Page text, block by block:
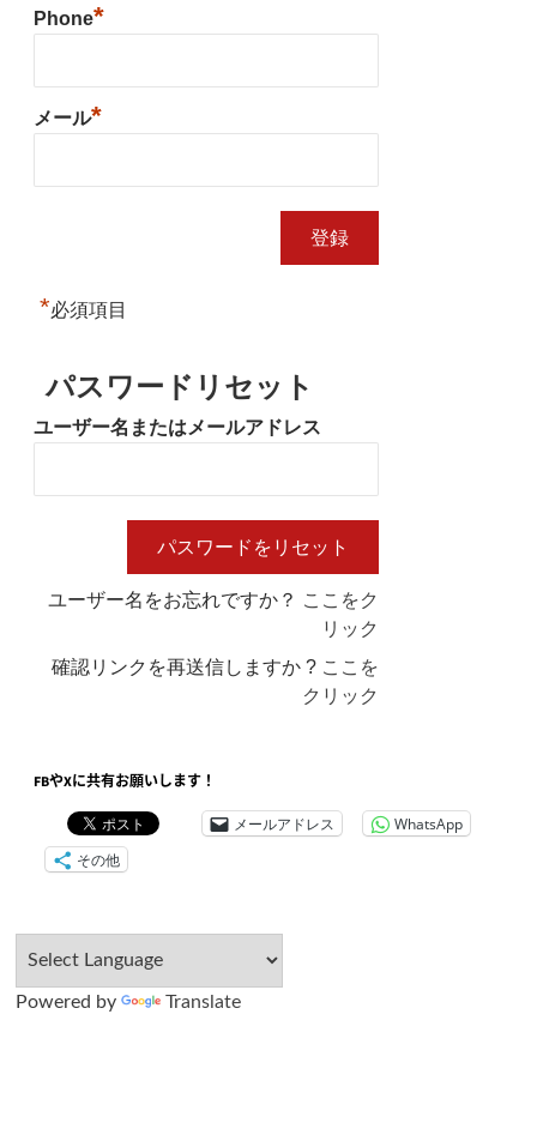
Phone*
メール*
*必須項目
パスワードリセット
ユーザー名またはメールアドレス
ユーザー名をお忘れですか？ ここをク
リック
確認リンクを再送信しますか ? ここを
クリック
FBやXに共有お願いします！
メールアドレス
WhatsApp
その他
Powered by Translate